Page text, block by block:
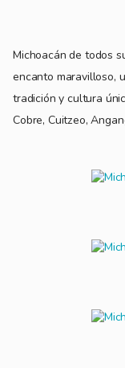
Michoacán de todos
encanto maravilloso,
tradición y cultura
Cobre, Cuitzeo,